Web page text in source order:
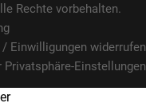
Rechte vorbehalten.
/ Einwilligungen widerrufen
Einstellungen